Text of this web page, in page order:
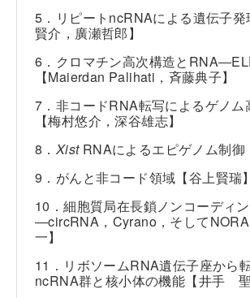
5．リピートncRNAによる遺伝子発
賢介，廣瀬哲郎】
6．クロマチン高次構造と
【Maierdan Palihati，斉藤典子】
7．非コードRNA転写によるゲノム
【梅村悠介，深谷雄志】
8．XistRNAによるエピゲノム制御
9．がんと非コード領域【谷上賢瑞】
10．細胞質局在長鎖ノンコーディ
―circRNA，Cyrano，そして
一】
11．リボソームRNA遺伝子座から
ncRNA群と核小体の機能【井手 聖